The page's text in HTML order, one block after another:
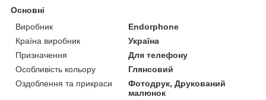
Основні
Виробник
Endorphone
Країна виробник
Україна
Призначення
Для телефону
Особливість кольору
Глянсовий
Оздоблення та прикраси
Фотодрук, Друкований
малюнок